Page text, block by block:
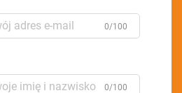
0/100
0/100